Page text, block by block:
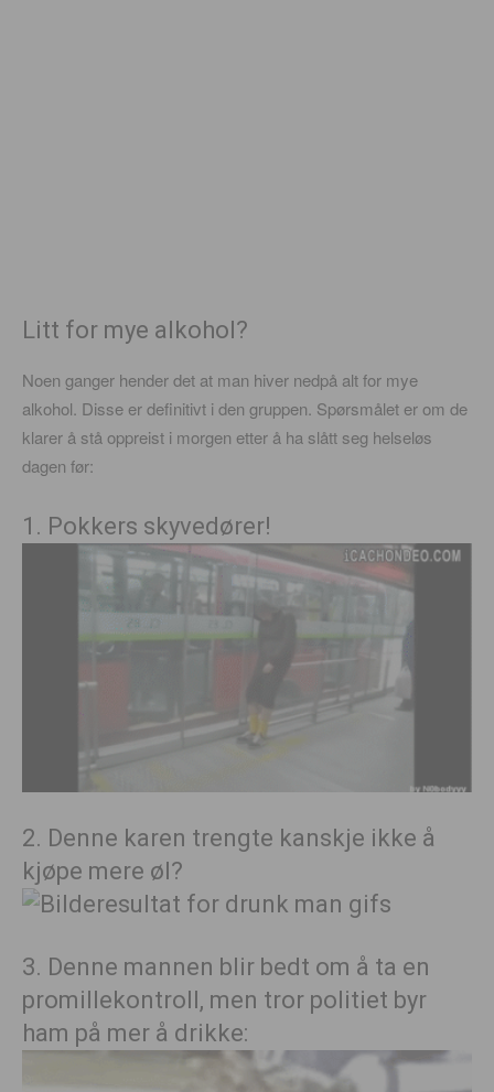
Litt for mye alkohol?
Noen ganger hender det at man hiver nedpå alt for mye
alkohol. Disse er definitivt i den gruppen. Spørsmålet er om de
klarer å stå oppreist i morgen etter å ha slått seg helseløs
dagen før:
1. Pokkers skyvedører!
2. Denne karen trengte kanskje ikke å
kjøpe mere øl?
3. Denne mannen blir bedt om å ta en
promillekontroll, men tror politiet byr
ham på mer å drikke: